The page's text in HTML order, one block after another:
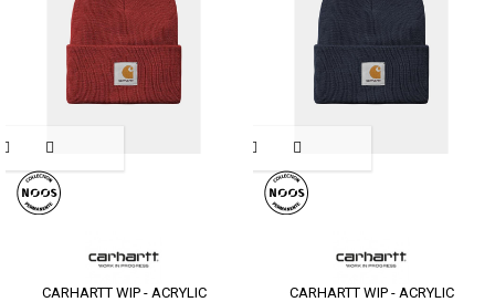
CARHARTT WIP - ACRYLIC
CARHARTT WIP - ACRYLIC